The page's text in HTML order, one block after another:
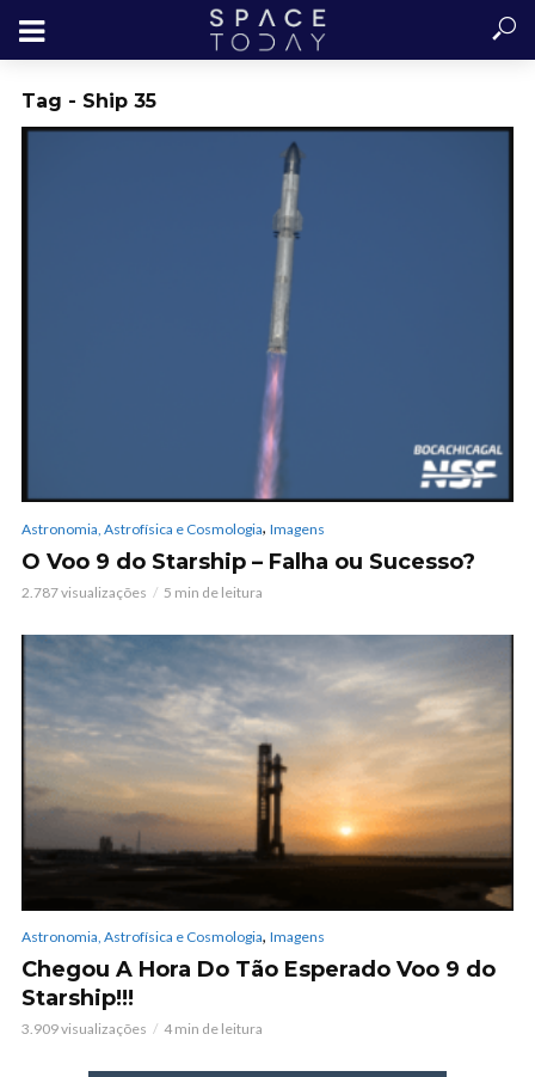
Tag - Ship 35
Astronomia, Astrofísica e Cosmologia, Imagens
O Voo 9 do Starship – Falha ou Sucesso?
2.787 visualizações 5 min de leitura
Astronomia, Astrofísica e Cosmologia, Imagens
Chegou A Hora Do Tão Esperado Voo 9 do
Starship!!!
3.909 visualizações 4 min de leitura